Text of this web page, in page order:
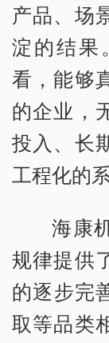
产品、场
淀的结果
看，能够
的企业，
投入、长
工程化的
海康
规律提供
的逐步完
取等品类